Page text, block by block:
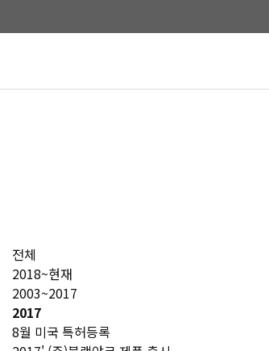
전체
2018~현재
2003~2017
2017
8월 미국 특허등록